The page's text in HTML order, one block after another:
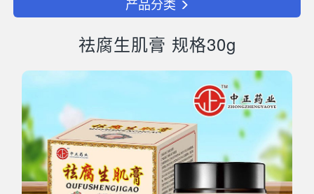
祛腐生肌膏 规格30g